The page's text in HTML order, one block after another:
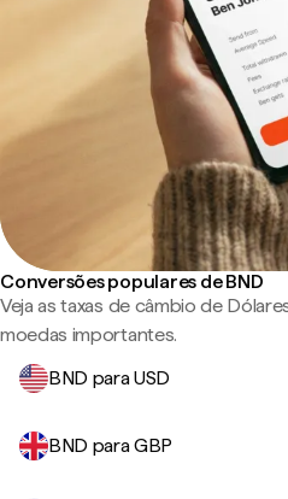
Conversões populares de BND
Veja as taxas de câmbio de
moedas importantes.
BND para USD
BND para GBP